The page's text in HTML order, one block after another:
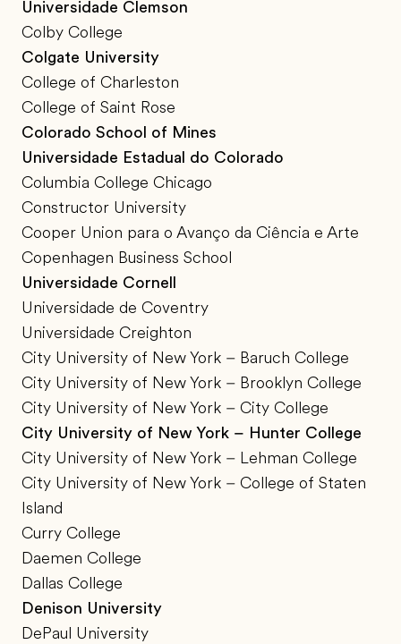
Universidade Clemson
Colby College
Colgate University
College of Charleston
College of Saint Rose
Colorado School of Mines
Universidade Estadual do Colorado
Columbia College Chicago
Constructor University
Cooper Union para o Avanço da Ciência e Arte
Copenhagen Business School
Universidade Cornell
Universidade de Coventry
Universidade Creighton
City University of New York – Baruch College
City University of New York – Brooklyn College
City University of New York – City College
City University of New York – Hunter College
City University of New York – Lehman College
City University of New York – College of Staten
Island
Curry College
Daemen College
Dallas College
Denison University
DePaul University